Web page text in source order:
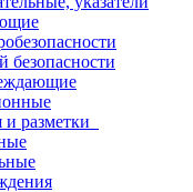
безопасности
и разметки